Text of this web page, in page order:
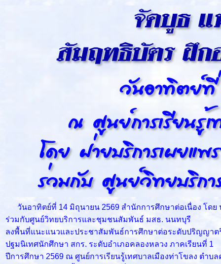
วันอาทิตย์ที่ 14 มิถุนายน 2569 สำนักการศึกษาต่อเนื่อง โดย
ร่วมกับศูนย์วิทยบริการและชุมชนสัมพันธ์ มสธ. นนทบุรี
ลงพื้นที่แนะแนวและประชาสัมพันธ์การศึกษาต่อระดับปริญญาต
ปฐมนิเทศนักศึกษา สกร. ระดับอำเภอคลองหลวง ภาคเรียนที่ 1
ปีการศึกษา 2569 ณ ศูนย์การเรียนรู้เทศบาลเมืองท่าโขลง ตำ